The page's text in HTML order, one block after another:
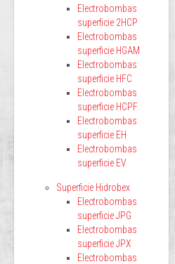
Electrobombas
superficie 2HCP
Electrobombas
superficie HGAM
Electrobombas
superficie HFC
Electrobombas
superficie HCPF
Electrobombas
superficie EH
Electrobombas
superficie EV
Superficie Hidrobex
Electrobombas
superficie JPG
Electrobombas
superficie JPX
Electrobombas